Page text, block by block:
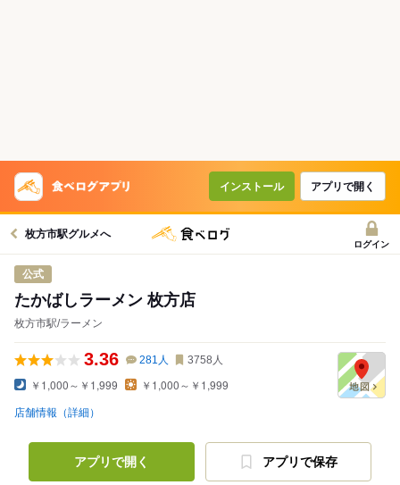
インストール アプリで開く
枚方市駅グルメへ
ログイン
公式
たかばしラーメン 枚方店
枚方市駅/ラーメン
3.36 281 人 3758 人
￥1,000～￥1,999 ￥1,000～￥1,999
店舗情報（詳細）
アプリで開く アプリで保存